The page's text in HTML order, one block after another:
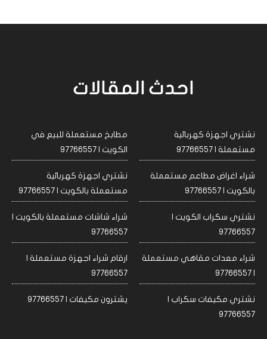
احدث المقالات
نشتري اجهزة كهربائية
مستعملة | 97766557
مطابخ مستعملة للبيع في
الكويت | 97766557
شراء اغراض مطاعم مستعملة
بالكويت | 97766557
نشتري اجهزة كهربائية
مستعملة بالكويت | 97766557
نشتري سكراب الكويت |
97766557
شراء شاشات مستعملة بالكويت |
97766557
شراء معدات مقاهي مستعملة
| 97766557
ارقام شراء اجهزة مستعملة |
97766557
نشتري مكيفات سكراب |
97766557
يشترون مكيفات | 97766557